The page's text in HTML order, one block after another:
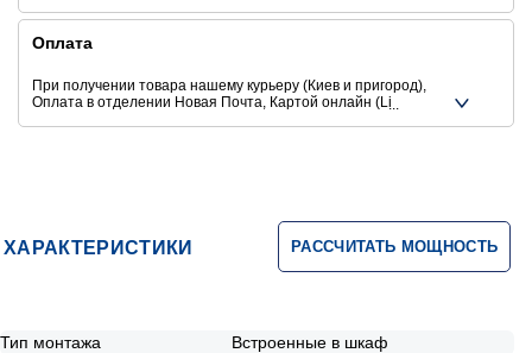
Оплата
При получении товара нашему курьеру (Киев и пригород),
Оплата в отделении Новая Почта, Картой онлайн (Liqpay,
ХАРАКТЕРИСТИКИ РАССЧИТАТЬ МОЩНОСТЬ
Тип монтажа
Встроенные в шкаф